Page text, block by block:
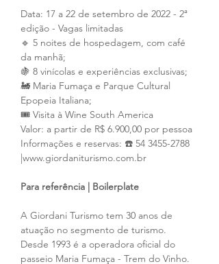
Data: 17 a 22 de setembro de 2022 - 2ª
edição - Vagas limitadas
🔹 5 noites de hospedagem, com café
da manhã;
🍇 8 vinícolas e experiências exclusivas;
🚂 Maria Fumaça e Parque Cultural
Epopeia Italiana;
🎟️ Visita à Wine South America
Valor: a partir de R$ 6.900,00 por pessoa
Informações e reservas: ☎️ 54 3455-2788
|www.giordaniturismo.com.br
Para referência | Boilerplate
A Giordani Turismo tem 30 anos de
atuação no segmento de turismo.
Desde 1993 é a operadora oficial do
passeio Maria Fumaça - Trem do Vinho.